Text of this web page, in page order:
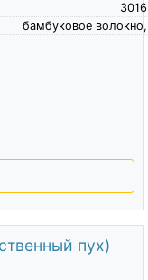
3016
бамбуковое волокно,
пух)